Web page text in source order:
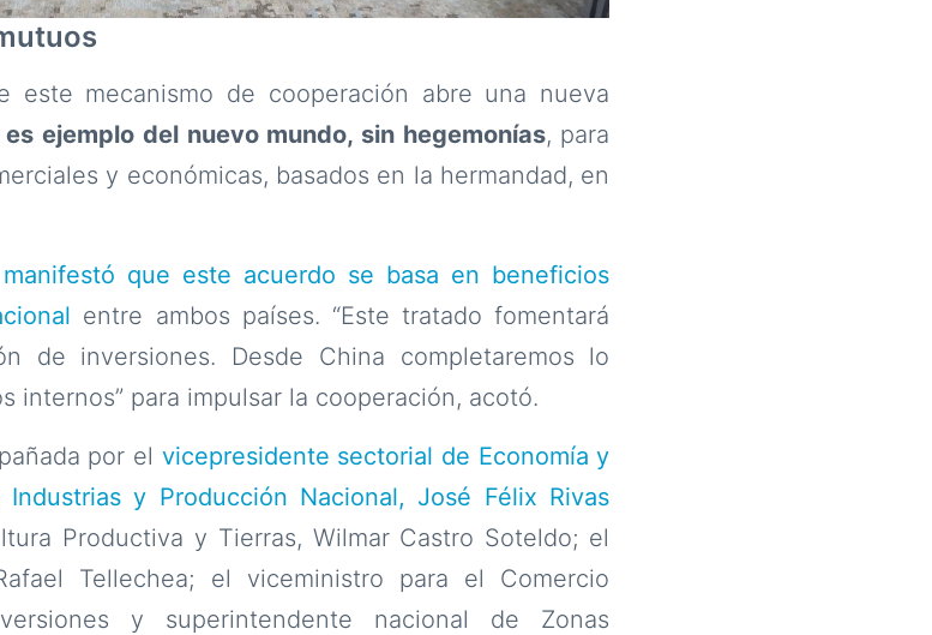
este mecanismo de cooperación abre una nueva
es ejemplo del nuevo mundo, sin hegemonías, para
y económicas, basados en la hermandad, en
que este acuerdo se basa en beneficios
entre ambos países. “Este tratado fomentará
de inversiones. Desde China completaremos lo
internos” para impulsar la cooperación, acotó.
por el vicepresidente sectorial de Economía y
y Producción Nacional, José Félix Rivas
Productiva y Tierras, Wilmar Castro Soteldo; el
Tellechea; el viceministro para el Comercio
y superintendente nacional de Zonas